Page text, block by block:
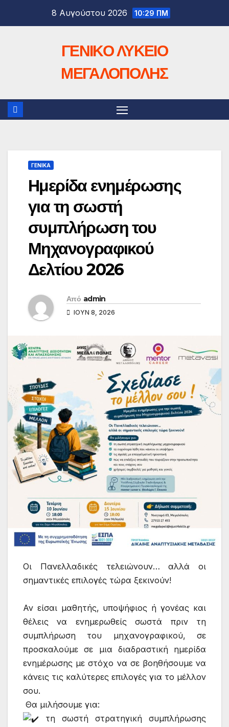
8 Αυγούστου 2026 10:29 ΠΜ
ΓΕΝΙΚΟ ΛΥΚΕΙΟ
ΜΕΓΑΛΟΠΟΛΗΣ
ΓΕΝΙΚΆ
Ημερίδα ενημέρωσης
για τη σωστή
συμπλήρωση του
Μηχανογραφικού
Δελτίου 2026
Από admin
ΙΟΎΝ 8, 2026
Οι Πανελλαδικές τελειώνουν… αλλά οι
σημαντικές επιλογές τώρα ξεκινούν!
Αν είσαι μαθητής, υποψήφιος ή γονέας και
θέλεις να ενημερωθείς σωστά πριν τη
συμπλήρωση του μηχανογραφικού, σε
προσκαλούμε σε μια διαδραστική ημερίδα
ενημέρωσης με στόχο να σε βοηθήσουμε να
κάνεις τις καλύτερες επιλογές για το μέλλον
σου.
Θα μιλήσουμε για:
τη σωστή στρατηγική συμπλήρωσης